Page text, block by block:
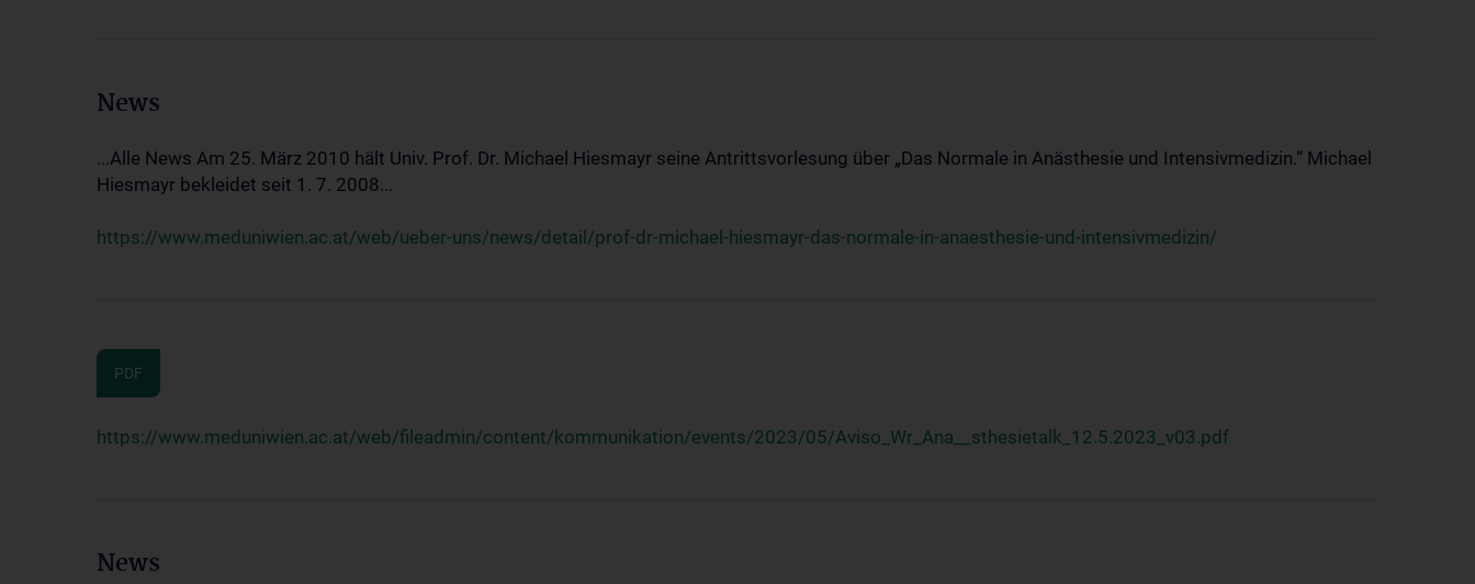
News
...Alle News Am 25. März 2010 hält Univ. Prof. Dr. Michael Hiesmayr seine Antrittsvorlesung über „Das Normale in Anästhesie und Intensivmedizin.“ Michael
Hiesmayr bekleidet seit 1. 7. 2008...
https://www.meduniwien.ac.at/web/ueber-uns/news/detail/prof-dr-michael-hiesmayr-das-normale-in-anaesthesie-und-intensivmedizin/
PDF
https://www.meduniwien.ac.at/web/fileadmin/content/kommunikation/events/2023/05/Aviso_Wr_Ana__sthesietalk_12.5.2023_v03.pdf
News